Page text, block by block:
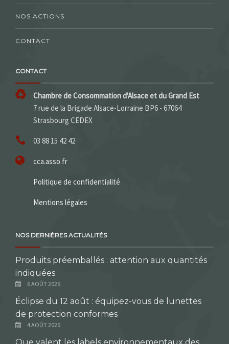
NOS ACTIONS
CONTACT
CONTACT
Chambre de Consommation d'Alsace et du Grand Est
7 rue de la Brigade Alsace-Lorraine BP6 - 67064
Strasbourg CEDEX
03 88 15 42 42
cca.asso.fr
Politique de confidentialité
Mentions légales
NOS DERNIÈRES ACTUALITÉS
Produits préemballés : attention aux quantités
indiquées
6 AOÛT 2026
Éclipse du 12 août : équipez-vous de lunettes
de protection conformes
4 AOÛT 2026
Que valent les labels environnementaux des